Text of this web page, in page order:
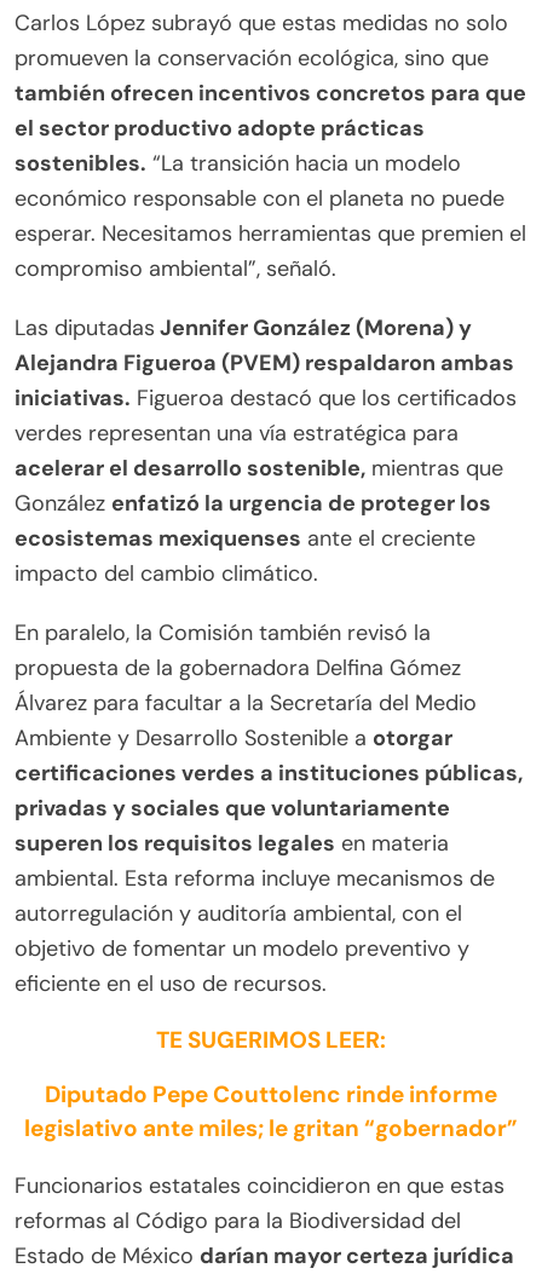
Carlos López subrayó que estas medidas no solo
promueven la conservación ecológica, sino que
también ofrecen incentivos concretos para que
el sector productivo adopte prácticas
sostenibles. “La transición hacia un modelo
económico responsable con el planeta no puede
esperar. Necesitamos herramientas que premien el
compromiso ambiental”, señaló.
Las diputadas Jennifer González (Morena) y
Alejandra Figueroa (PVEM) respaldaron ambas
iniciativas. Figueroa destacó que los certificados
verdes representan una vía estratégica para
acelerar el desarrollo sostenible, mientras que
González enfatizó la urgencia de proteger los
ecosistemas mexiquenses ante el creciente
impacto del cambio climático.
En paralelo, la Comisión también revisó la
propuesta de la gobernadora Delfina Gómez
Álvarez para facultar a la Secretaría del Medio
Ambiente y Desarrollo Sostenible a otorgar
certificaciones verdes a instituciones públicas,
privadas y sociales que voluntariamente
superen los requisitos legales en materia
ambiental. Esta reforma incluye mecanismos de
autorregulación y auditoría ambiental, con el
objetivo de fomentar un modelo preventivo y
eficiente en el uso de recursos.
TE SUGERIMOS LEER:
Diputado Pepe Couttolenc rinde informe
legislativo ante miles; le gritan “gobernador”
Funcionarios estatales coincidieron en que estas
reformas al Código para la Biodiversidad del
Estado de México darían mayor certeza jurídica